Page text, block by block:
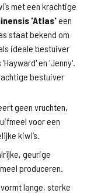
met een krachtige
'Atlas'een
staat bekend om
ideale bestuiver
en 'Jenny'.
bestuiver
geen vruchten,
voor een
kiwi’s.
geurige
produceren.
lange, sterke